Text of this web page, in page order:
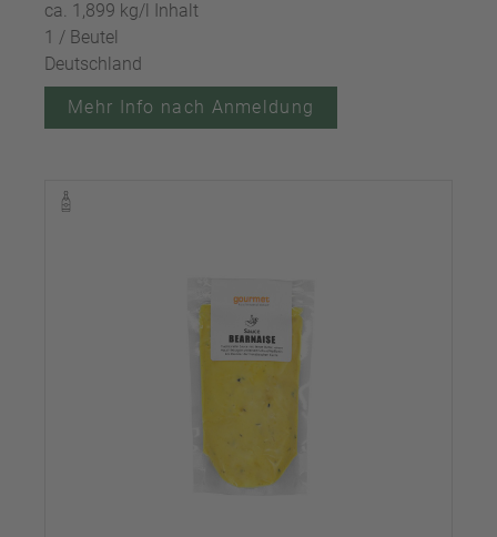
ca. 1,899 kg/l Inhalt
1 / Beutel
Deutschland
Mehr Info nach Anmeldung